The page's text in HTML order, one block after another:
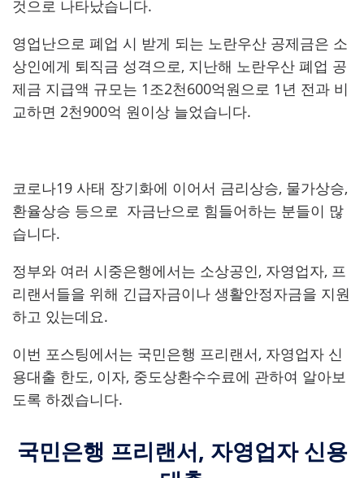
것으로 나타났습니다.
영업난으로 폐업 시 받게 되는 노란우산 공제금은 소
상인에게 퇴직금 성격으로, 지난해 노란우산 폐업 공
제금 지급액 규모는 1조2천600억원으로 1년 전과 비
교하면 2천900억 원이상 늘었습니다.
코로나19 사태 장기화에 이어서 금리상승, 물가상승,
환율상승 등으로 자금난으로 힘들어하는 분들이 많
습니다.
정부와 여러 시중은행에서는 소상공인, 자영업자, 프
리랜서들을 위해 긴급자금이나 생활안정자금을 지원
하고 있는데요.
이번 포스팅에서는 국민은행 프리랜서, 자영업자 신
용대출 한도, 이자, 중도상환수수료에 관하여 알아보
도록 하겠습니다.
국민은행 프리랜서, 자영업자 신용